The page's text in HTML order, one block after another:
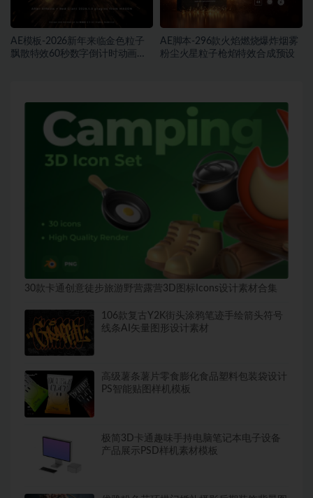
AE模板-2026新年来临金色粒子
飘散特效60秒数字倒计时动画片
AE脚本-296款火焰燃烧爆炸烟雾
粉尘火星粒子枪焰特效合成预设
30款卡通创意徒步旅游野营露营3D图标Icons设计素材合集
106款复古Y2K街头涂鸦笔迹手绘箭头符号
线条AI矢量图形设计素材
高级薯条薯片零食膨化食品塑料包装袋设计
PS智能贴图样机模板
极简3D卡通趣味手持电脑笔记本电子设备
产品展示PSD样机素材模板